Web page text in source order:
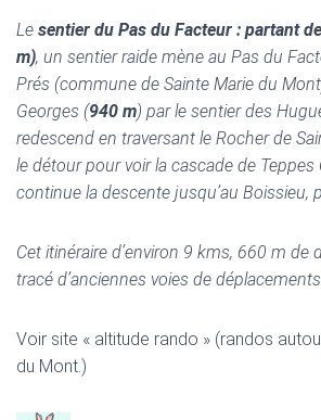
Le sentier du Pas du Facteur : partant
m), un sentier raide mène au Pas du
Prés (commune de Sainte Marie du
Georges (940 m) par le sentier des
redescend en traversant le Rocher de
le détour pour voir la cascade de Teppes
continue la descente jusqu’au Boissieu,
Cet itinéraire d’environ 9 kms, 660 m de
tracé d’anciennes voies de
Voir site « altitude rando » (randos
du Mont.)